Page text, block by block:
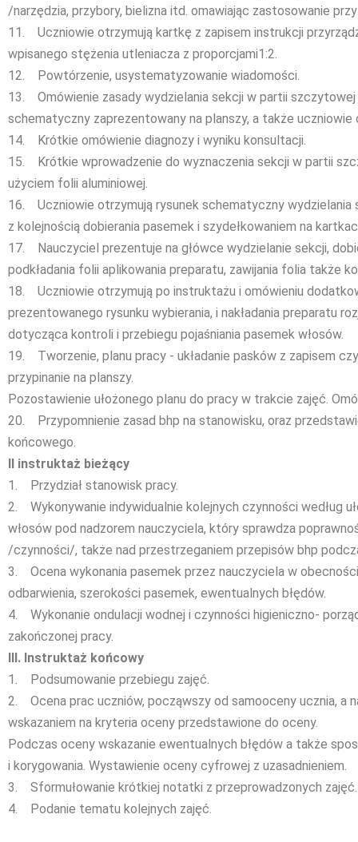
/narzędzia, przybory, bielizna itd. omawiając zastosowanie
11. Uczniowie otrzymują kartkę z zapisem instrukcji
wpisanego stężenia utleniacza z proporcjami1:2.
12. Powtórzenie, usystematyzowanie wiadomości.
13. Omówienie zasady wydzielania sekcji w partii szczytowej
schematyczny zaprezentowany na planszy, a także uczniowie
14. Krótkie omówienie diagnozy i wyniku konsultacji.
15. Krótkie wprowadzenie do wyznaczenia sekcji w partii
użyciem folii aluminiowej.
16. Uczniowie otrzymują rysunek schematyczny wydzielania
z kolejnością dobierania pasemek i szydełkowaniem na
17. Nauczyciel prezentuje na główce wydzielanie sekcji,
podkładania folii aplikowania preparatu, zawijania folia także
18. Uczniowie otrzymują po instruktażu i omówieniu
prezentowanego rysunku wybierania, i nakładania preparatu
dotycząca kontroli i przebiegu pojaśniania pasemek włosów.
19. Tworzenie, planu pracy - układanie pasków z zapisem
przypinanie na planszy.
Pozostawienie ułożonego planu do pracy w trakcie zajęć.
20. Przypomnienie zasad bhp na stanowisku, oraz
końcowego.
II instruktaż bieżący
1. Przydział stanowisk pracy.
2. Wykonywanie indywidualnie kolejnych czynności według
włosów pod nadzorem nauczyciela, który sprawdza
/czynności/, także nad przestrzeganiem przepisów bhp
3. Ocena wykonania pasemek przez nauczyciela w
odbarwienia, szerokości pasemek, ewentualnych błędów.
4. Wykonanie ondulacji wodnej i czynności higieniczno-
zakończonej pracy.
III. Instruktaż końcowy
1. Podsumowanie przebiegu zajęć.
2. Ocena prac uczniów, począwszy od samooceny ucznia, a
wskazaniem na kryteria oceny przedstawione do oceny.
Podczas oceny wskazanie ewentualnych błędów a także
i korygowania. Wystawienie oceny cyfrowej z uzasadnieniem.
3. Sformułowanie krótkiej notatki z przeprowadzonych zajęć.
4. Podanie tematu kolejnych zajęć.